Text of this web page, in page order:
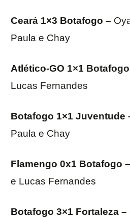
Ceará 1×3 Botafogo –
Paula e Chay
Atlético-GO 1×1
Lucas Fernandes
Botafogo 1×1 Juventude
Paula e Chay
Flamengo 0x1 Botafogo –
e Lucas Fernandes
Botafogo 3×1 Fortaleza –